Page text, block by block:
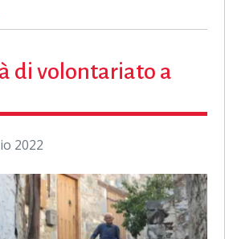
di volontariato a
2022